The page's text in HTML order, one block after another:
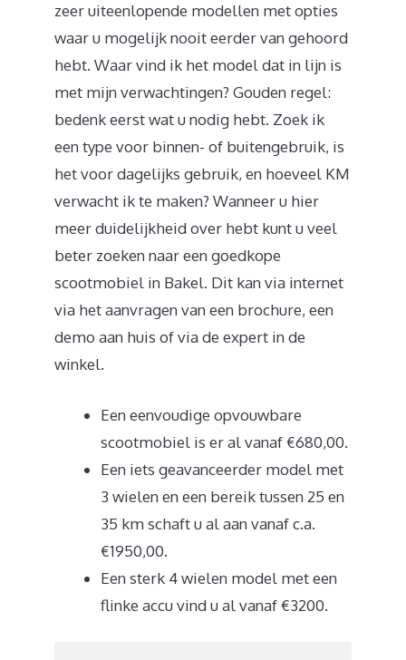
zeer uiteenlopende modellen met opties
waar u mogelijk nooit eerder van gehoord
hebt. Waar vind ik het model dat in lijn is
met mijn verwachtingen? Gouden regel:
bedenk eerst wat u nodig hebt. Zoek ik
een type voor binnen- of buitengebruik, is
het voor dagelijks gebruik, en hoeveel KM
verwacht ik te maken? Wanneer u hier
meer duidelijkheid over hebt kunt u veel
beter zoeken naar een goedkope
scootmobiel in Bakel. Dit kan via internet
via het aanvragen van een brochure, een
demo aan huis of via de expert in de
winkel.
Een eenvoudige opvouwbare
scootmobiel is er al vanaf €680,00.
Een iets geavanceerder model met
3 wielen en een bereik tussen 25 en
35 km schaft u al aan vanaf c.a.
€1950,00.
Een sterk 4 wielen model met een
flinke accu vind u al vanaf €3200.